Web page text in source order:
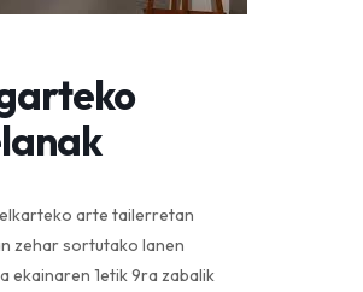
arte tailerretan
zehar sortutako lanen
ekainaren 1etik 9ra zabalik